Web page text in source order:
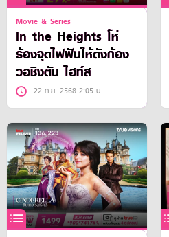
Movie & Series
In the Heights โห่
ร้องจุดไฟฝันให้ดังก้อง
วอชิงตัน ไฮท์ส
22 ก.ย. 2568 2:05 น.